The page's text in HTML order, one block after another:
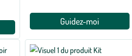
Guidez-moi